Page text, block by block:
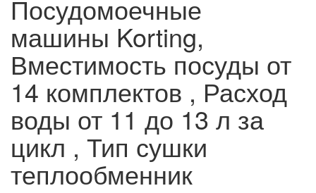
Посудомоечные
машины Korting,
Вместимость посуды от
14 комплектов , Расход
воды от 11 до 13 л за
цикл , Тип сушки
теплообменник